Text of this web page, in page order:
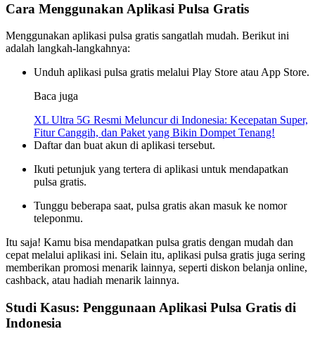
Cara Menggunakan Aplikasi Pulsa Gratis
Menggunakan aplikasi pulsa gratis sangatlah mudah. Berikut ini
adalah langkah-langkahnya:
Unduh aplikasi pulsa gratis melalui Play Store atau App Store.
Baca juga
XL Ultra 5G Resmi Meluncur di Indonesia: Kecepatan Super,
Fitur Canggih, dan Paket yang Bikin Dompet Tenang!
Daftar dan buat akun di aplikasi tersebut.
Ikuti petunjuk yang tertera di aplikasi untuk mendapatkan
pulsa gratis.
Tunggu beberapa saat, pulsa gratis akan masuk ke nomor
teleponmu.
Itu saja! Kamu bisa mendapatkan pulsa gratis dengan mudah dan
cepat melalui aplikasi ini. Selain itu, aplikasi pulsa gratis juga sering
memberikan promosi menarik lainnya, seperti diskon belanja online,
cashback, atau hadiah menarik lainnya.
Studi Kasus: Penggunaan Aplikasi Pulsa Gratis di
Indonesia